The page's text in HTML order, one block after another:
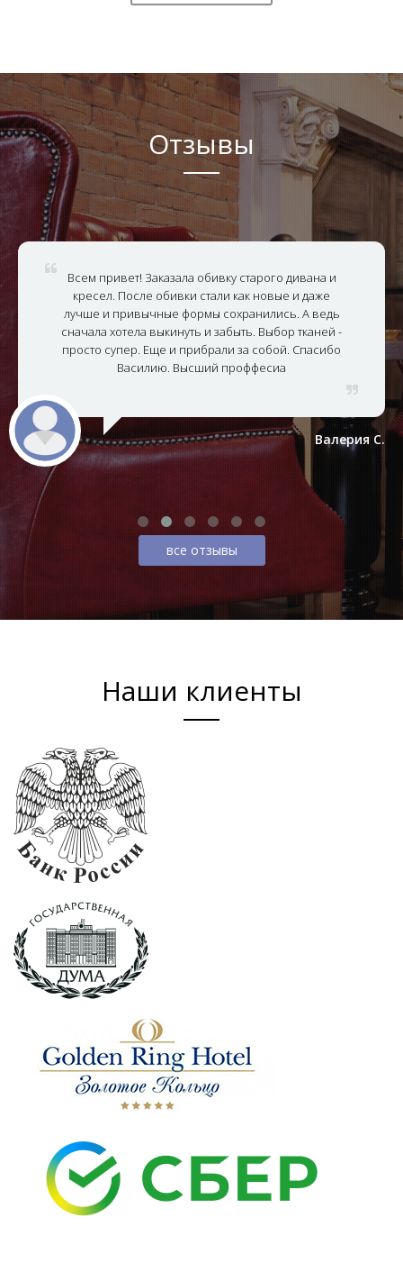
Отзывы
Всем привет! Заказала обивку старого дивана и
кресел. После обивки стали как новые и даже
лучше и привычные формы сохранились. А ведь
сначала хотела выкинуть и забыть. Выбор тканей -
просто супер. Еще и прибрали за собой. Спасибо
Василию. Высший проффесиа
Валерия С.
все отзывы
Наши клиенты